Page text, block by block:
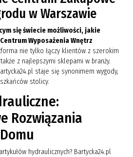
w Warszawie
się świecie możliwości, jakie
Wyposażenia Wnętrz
nie tylko łączy klientów z szerokim
z najlepszymi sklepami w branży.
staje się synonimem wygody,
stolicy.
Rozwiązania
hydraulicznych? Bartycka24.pl